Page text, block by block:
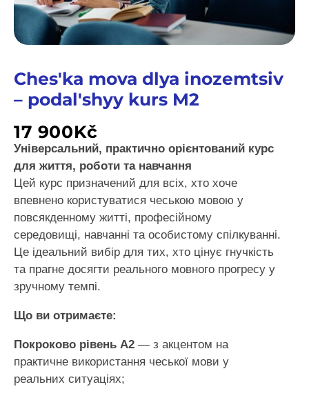
Chesʹka mova dlya inozemtsiv
– podalʹshyy kurs M2
17 900Kč
Універсальний, практично орієнтований курс
для життя, роботи та навчання
Цей курс призначений для всіх, хто хоче
впевнено користуватися чеською мовою у
повсякденному житті, професійному
середовищі, навчанні та особистому спілкуванні.
Це ідеальний вибір для тих, хто цінує гнучкість
та прагне досягти реального мовного прогресу у
зручному темпі.
Що ви отримаєте:
Покроково рівень A2 — з акцентом на
практичне використання чеської мови у
реальних ситуаціях;